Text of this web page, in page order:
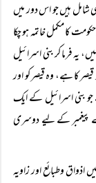
شامل ہیں جو اس دور میں
کا مکمل خاتمہ ہو چکا
یہ فرما کر بنی اسرائیل
کا ہے، وہ قیصر کو اور
جو بنی اسرائیل کے ایک
کے لیے دوسری
وطبائع اور زاویہ